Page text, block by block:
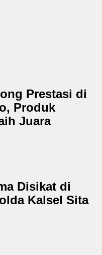
Prestasi di
Produk
Juara
Disikat di
Kalsel Sita